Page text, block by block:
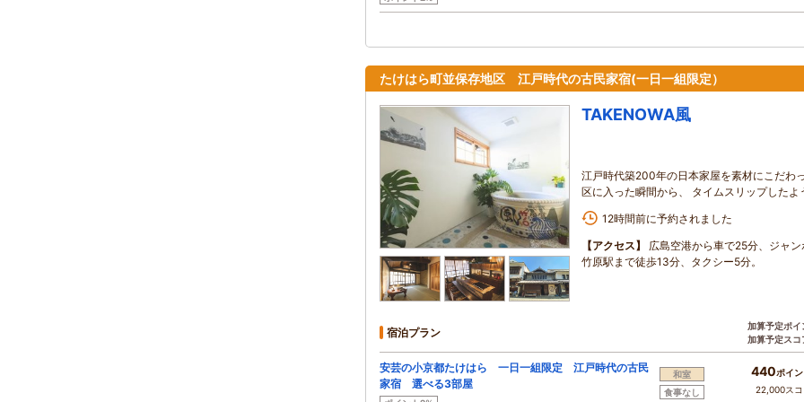
たけはら町並保存地区 江戸時代の古民家宿(一日一組限定）
TAKENOWA風
江戸時代築200年の日本家屋を素材にこだわ
区に入った瞬間から、 タイムスリップした
12時間前に予約されました
【アクセス】
広島空港から車で25分、ジャ
竹原駅まで徒歩13分、タクシー5分。
宿泊プラン
加算予定ポイ
加算予定スコ
安芸の小京都たけはら 一日一組限定 江戸時代の古民
家宿 選べる3部屋
和室
食事なし
440ポイ
22,000ス